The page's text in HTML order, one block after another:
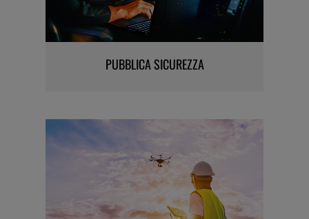
PUBBLICA SICUREZZA